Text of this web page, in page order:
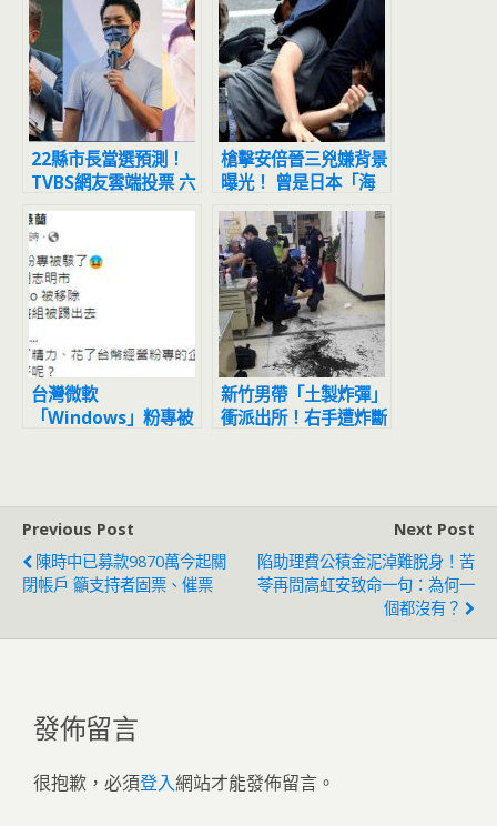
22縣市長當選預測！
TVBS網友雲端投票 六
都勝者曝光
槍擊安倍晉三兇嫌背景
曝光！ 曾是日本「海
上自衛隊員」
台灣微軟
「Windows」粉專被
新竹男帶「土製炸彈」
衝派出所！右手遭炸斷
Previous Post
陳時中已募款9870萬今起關
閉帳戶 籲支持者固票、催票
Next Post
陷助理費公積金泥淖難脫身！苦
苓再問高虹安致命一句：為何一
個都沒有？
發佈留言
很抱歉，必須登入網站才能發佈留言。